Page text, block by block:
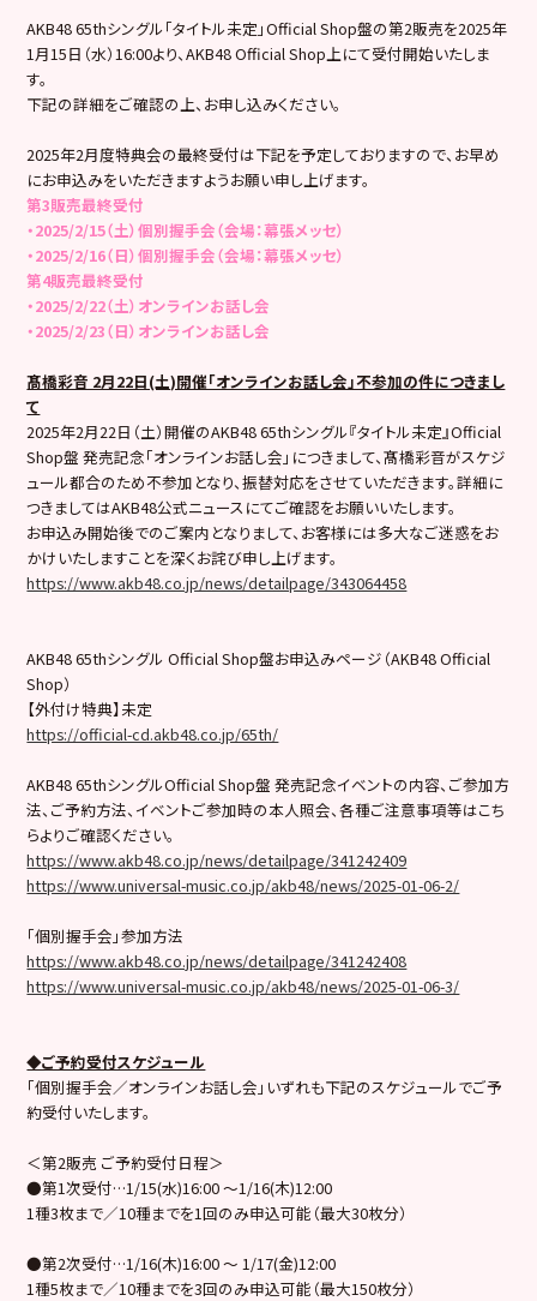
AKB48 65thシングル「タイトル未定」Official Shop盤の第2販売を2025年
1月15日（水）16:00より、AKB48 Official Shop上にて受付開始いたしま
す。
下記の詳細をご確認の上、お申し込みください。
2025年2月度特典会の最終受付は下記を予定しておりますので、お早め
にお申込みをいただきますようお願い申し上げます。
第3販売最終受付
・2025/2/15（土）個別握手会（会場：幕張メッセ）
・2025/2/16（日）個別握手会（会場：幕張メッセ）
第4販売最終受付
・2025/2/22（土）オンラインお話し会
・2025/2/23（日）オンラインお話し会
髙橋彩音 2月22日(土)開催「オンラインお話し会」不参加の件につきまし
て
2025年2月22日（土）開催のAKB48 65thシングル『タイトル未定』Official
Shop盤 発売記念「オンラインお話し会」につきまして、髙橋彩音がスケジ
ュール都合のため不参加となり、振替対応をさせていただきます。詳細に
つきましてはAKB48公式ニュースにてご確認をお願いいたします。
お申込み開始後でのご案内となりまして、お客様には多大なご迷惑をお
かけいたしますことを深くお詫び申し上げます。
https://www.akb48.co.jp/news/detailpage/343064458
AKB48 65thシングル Official Shop盤お申込みページ（AKB48 Official
Shop）
【外付け特典】未定
https://official-cd.akb48.co.jp/65th/
AKB48 65thシングルOfficial Shop盤 発売記念イベントの内容、ご参加方
法、ご予約方法、イベントご参加時の本人照会、各種ご注意事項等はこち
らよりご確認ください。
https://www.akb48.co.jp/news/detailpage/341242409
https://www.universal-music.co.jp/akb48/news/2025-01-06-2/
「個別握手会」参加方法
https://www.akb48.co.jp/news/detailpage/341242408
https://www.universal-music.co.jp/akb48/news/2025-01-06-3/
◆ご予約受付スケジュール
「個別握手会／オンラインお話し会」いずれも下記のスケジュールでご予
約受付いたします。
＜第2販売 ご予約受付日程＞
●第1次受付…1/15(水)16:00 ～1/16(木)12:00
1種3枚まで／10種までを1回のみ申込可能（最大30枚分）
●第2次受付…1/16(木)16:00 ～ 1/17(金)12:00
1種5枚まで／10種までを3回のみ申込可能（最大150枚分）